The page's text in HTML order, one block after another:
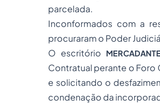
parcelada.
Inconformados com a
procuraram o Poder
O escritório
Contratual perante o Foro
e solicitando o
condenação da